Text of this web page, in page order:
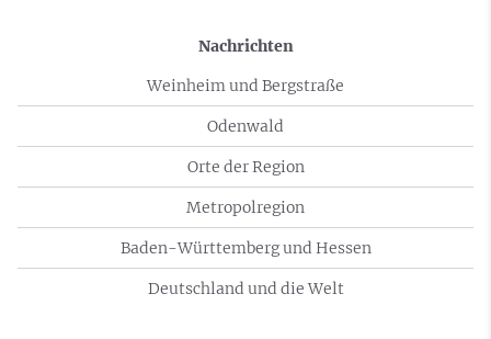
Nachrichten
Weinheim und Bergstraße
Odenwald
Orte der Region
Metropolregion
Baden-Württemberg und Hessen
Deutschland und die Welt